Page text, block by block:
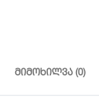
მიმოხილვა (0)